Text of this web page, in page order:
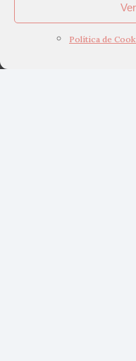
Política de